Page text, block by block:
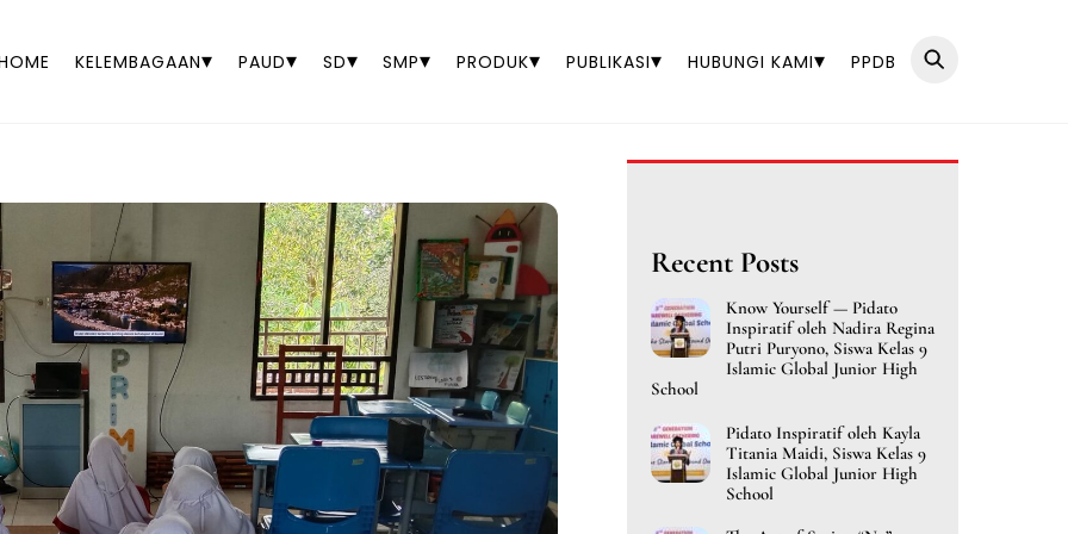
KELEMBAGAAN▾ PAUD▾ SD▾ SMP▾ PRODUK▾ PUBLIKASI▾ HUBUNGI KAMI▾ PPDB
Recent Posts
Know Yourself — Pidato
Inspiratif oleh Nadira Regina
Putri Puryono, Siswa Kelas 9
Islamic Global Junior High
School
Pidato Inspiratif oleh Kayla
Titania Maidi, Siswa Kelas 9
Islamic Global Junior High
School